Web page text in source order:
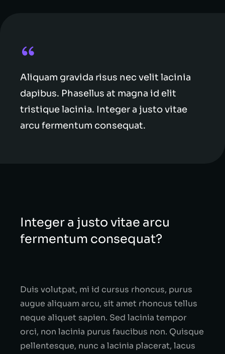
Aliquam gravida risus nec velit lacinia
dapibus. Phasellus at magna id elit
tristique lacinia. Integer a justo vitae
arcu fermentum consequat.
Integer a justo vitae arcu
fermentum consequat?
Duis volutpat, mi id cursus rhoncus, purus
augue aliquam arcu, sit amet rhoncus tellus
neque aliquet sapien. Sed lacinia tempor
orci, non lacinia purus faucibus non. Quisque
pellentesque, nunc a lacinia placerat, lacus